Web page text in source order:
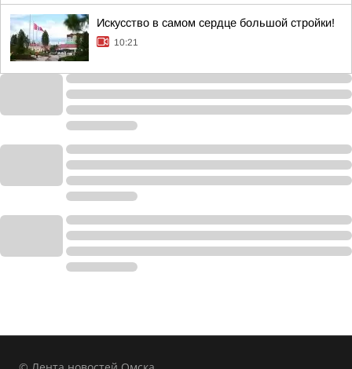
Искусство в самом сердце большой стройки!
10:21